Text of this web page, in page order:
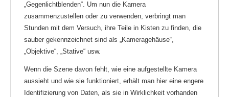
„Gegenlichtblenden“. Um nun die Kamera
zusammenzustellen oder zu verwenden, verbringt man
Stunden mit dem Versuch, ihre Teile in Kisten zu finden, die
sauber gekennzeichnet sind als „Kameragehäuse“,
„Objektive“, „Stative“ usw.
Wenn die Szene davon fehlt, wie eine aufgestellte Kamera
aussieht und wie sie funktioniert, erhält man hier eine engere
Identifizierung von Daten, als sie in Wirklichkeit vorhanden